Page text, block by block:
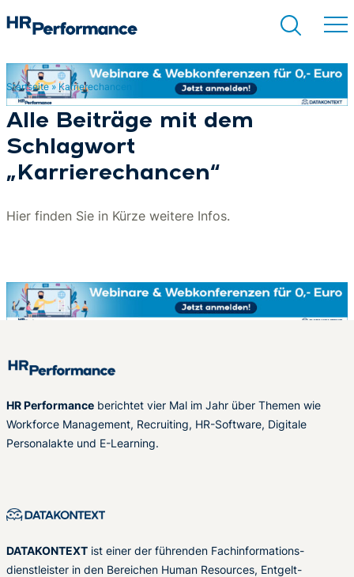
Suchen
Startseite» Karrierechancen
Alle Beiträge mit dem
Schlagwort
„Karrierechancen“
Hier finden Sie in Kürze weitere Infos.
HR Performance berichtet vier Mal im Jahr über Themen wie
Workforce Management, Recruiting, HR-Software, Digitale
Personalakte und E-Learning.
DATAKONTEXT ist einer der führenden Fachinformations-
dienstleister in den Bereichen Human Resources, Entgelt-